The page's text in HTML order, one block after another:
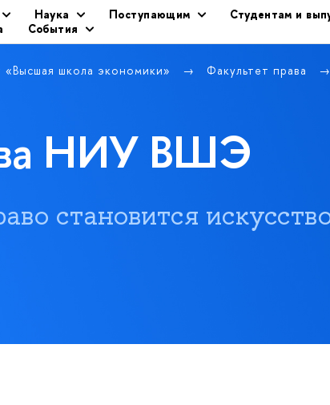
Наука Поступающим
Студентам и
События
«Высшая школа экономики» Факультет права
НИУ ВШЭ
становится